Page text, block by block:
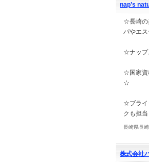
nap’s
☆長崎の
パやエ
☆ナッ
☆国家資
☆
☆ブライ
クも担
長崎県長
株式会社